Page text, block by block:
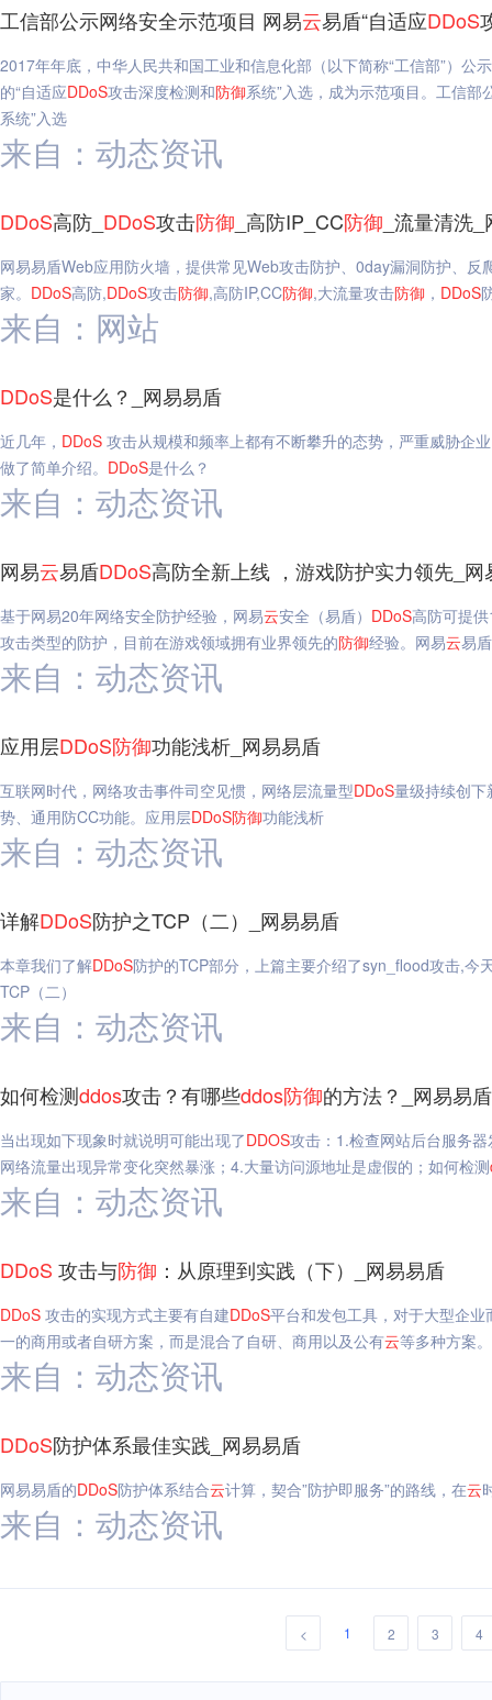
工信部公示网络安全示范项目 网易云易盾“自适应DDoS
2017年年底，中华人民共和国工业和信息化部（以下简称“工信部”）
的“自适应DDoS攻击深度检测和防御系统”入选，成为示范项目。工信部
系统”入选
来自：动态资讯
DDoS高防_ DDoS攻击防御 _高防IP_CC防御 _流量清洗
网易易盾Web应用防火墙，提供常见Web攻击防护、0day漏洞防护、
家。 DDoS高防,DDoS攻击防御,高防IP,CC防御,大流量攻击防御 ， DDoS
来自：网站
DDoS是什么？_网易易盾
近几年， DDoS 攻击从规模和频率上都有不断攀升的态势，严重威胁企
做了简单介绍。 DDoS是什么？
来自：动态资讯
网易云易盾DDoS高防全新上线 ，游戏防护实力领先_网
基于网易20年网络安全防护经验，网易云安全（易盾） DDoS高防可提
攻击类型的防护，目前在游戏领域拥有业界领先的防御经验。网易云易盾
来自：动态资讯
应用层DDoS防御功能浅析_网易易盾
互联网时代，网络攻击事件司空见惯，网络层流量型DDoS量级持续创
势、通用防CC功能。应用层DDoS防御功能浅析
来自：动态资讯
详解DDoS防护之TCP（二）_网易易盾
本章我们了解DDoS防护的TCP部分，上篇主要介绍了syn_flood攻击,今
TCP（二）
来自：动态资讯
如何检测ddos攻击？有哪些ddos防御的方法？_网易易盾
当出现如下现象时就说明可能出现了DDOS攻击：1.检查网站后台服务
网络流量出现异常变化突然暴涨；4.大量访问源地址是虚假的；如何检测
来自：动态资讯
DDoS 攻击与防御 ：从原理到实践（下）_网易易盾
DDoS 攻击的实现方式主要有自建DDoS平台和发包工具，对于大型企
一的商用或者自研方案，而是混合了自研、商用以及公有云等多种方案。
来自：动态资讯
DDoS防护体系最佳实践_网易易盾
网易易盾的DDoS防护体系结合云计算，契合”防护即服务”的路线，在云
来自：动态资讯
< 1 2 3 4